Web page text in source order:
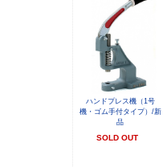
ハンドプレス機（1号
機・ゴム手付タイプ）/新
品
SOLD OUT